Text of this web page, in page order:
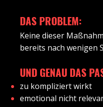
​DAS PROBLEM:
Keine dieser
bereits nach wenigen
UND GENAU DAS
zu kompliziert wirkt
emotional nicht